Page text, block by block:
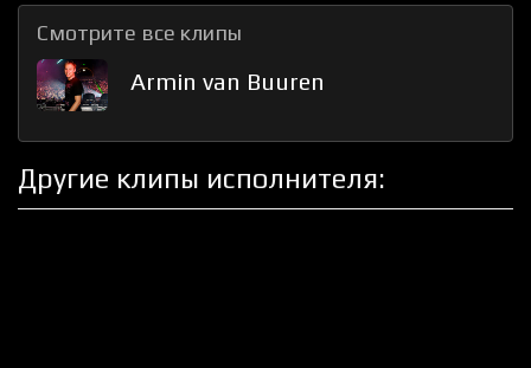
Смотрите все клипы
Armin van Buuren
Другие клипы исполнителя: